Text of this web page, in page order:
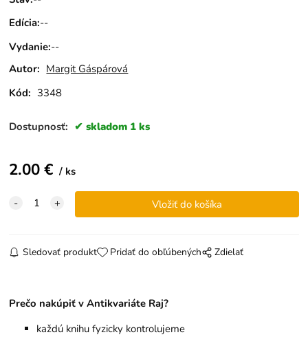
Edícia:--
Vydanie:--
Autor: Margit Gáspárová
Kód: 3348
Dostupnosť: skladom 1 ks
2.00€ ks
Sledovať produkt Pridať do obľúbených Zdielať
Prečo nakúpiť v Antikvariáte Raj?
každú knihu fyzicky kontrolujeme